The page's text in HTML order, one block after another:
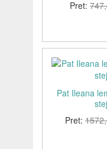
Pret:
Pat Ileana
Pret: